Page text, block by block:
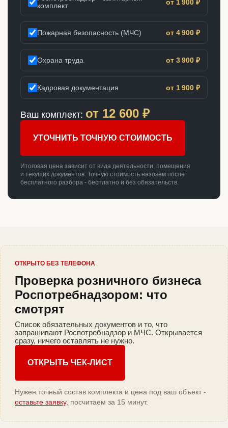
комплект
от 1 900 ₽
Пожарная безопасность (МЧС) от 4 900 ₽
Охрана труда от 3 900 ₽
Кадровая документация от 1 900 ₽
Ваш комплект: от 12 600 ₽
УТОЧНИТЬ ТОЧНУЮ СТОИМОСТЬ
Итоговая цена зависит от вида деятельности, помещения
и текущих документов. Точную стоимость назовём после
бесплатного разбора - бесплатно и без обязательств.
ОТКРЫТО БЕЗ ТЕЛЕФОНА
Проверка розничного бизнеса
Роспотребнадзором: что
смотрят
Список обязательных документов и то, что
запрашивают Роспотребнадзор и МЧС. Открывается
сразу, ничего оставлять не нужно.
ОТКРЫТЬ ЧЕК-ЛИСТ
Нужен точный состав комплекта и цена под ваш объект -
оставьте заявку, посчитаем за 15 минут.